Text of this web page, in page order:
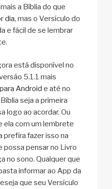
a Bíblia do que
dia, mas o Versículo do
e fácil de se lembrar
está disponível no
5.1.1 mais
Android e até no
seja a primeira
logo ao acordar. Ou
com um lembrete
prefira fazer isso na
possa pensar no Livro
no sono. Qualquer que
informar ao App da
que seu Versículo